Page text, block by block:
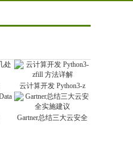
云计算开发 Python3-z
Gartner总结三大云安全